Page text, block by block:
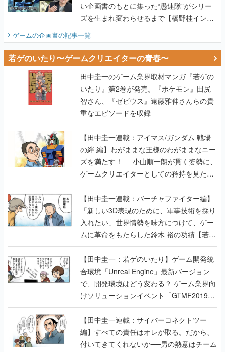
い企画書のもとに集った“愚連隊”がシリー
ズを生まれ変わらせるまで【橋野桂インタ
ビュー】
ゲームの企画書の記事一覧
若ゲのいたり〜ゲームクリエイターの青春〜
田中圭一のゲーム業界取材マンガ『若ゲの
いたり』第2巻が発売。『ポケモン』田尻
智さん、『ゼビウス』遠藤雅伸さんらの貴
重なエピソードを収録
【田中圭一連載：アイマス/ガンダム 戦場
の絆 編】わがままな王様のわがままなニー
ズを満たす！──小山順一朗が貫く姿勢に、
ゲームクリエイターとしての矜持を見た
【若ゲのいたり最終回】
【田中圭一連載：バーチャファイター編】
「新しい3D表現のために、軍事技術を採り
入れたい」世界情勢を味方につけて、ゲー
ムに革命をもたらした鈴木 裕の功績【若ゲ
のいたり】
【田中圭一：若ゲのいたり】ゲーム開発統
合環境「Unreal Engine」最新バージョン
で、開発環境はどう変わる？ ゲーム業界向
けソリューションイベント「GTMF2019」
に行って、より理解を深めよう【PR】
【田中圭一連載：サイバーコネクトツー
編】すべての責任はオレが取る。だから、
付いてきてくれないか──男の熱意はチーム